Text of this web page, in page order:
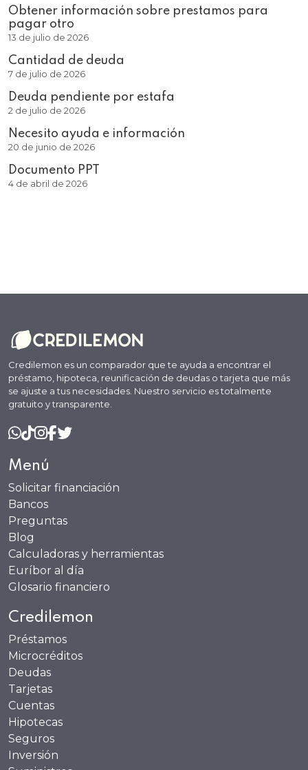
Obtener información sobre prestamos para
pagar otro
13 de julio de 2026
Cantidad de deuda
7 de julio de 2026
Deuda pendiente por estafa
2 de julio de 2026
Necesito ayuda e información
20 de junio de 2026
Documento PPT
4 de abril de 2026
Credilemon es un comparador que te ayuda a encontrar el
préstamo, hipoteca, reunificación de deudas o tarjeta que más
se ajuste a tus necesidades. Nuestro servicio es totalmente
gratuito y transparente.
Menú
Solicitar financiación
Bancos
Preguntas
Blog
Calculadoras y herramientas
Euríbor al día
Glosario financiero
Credilemon
Préstamos
Microcréditos
Deudas
Tarjetas
Cuentas
Hipotecas
Seguros
Inversión